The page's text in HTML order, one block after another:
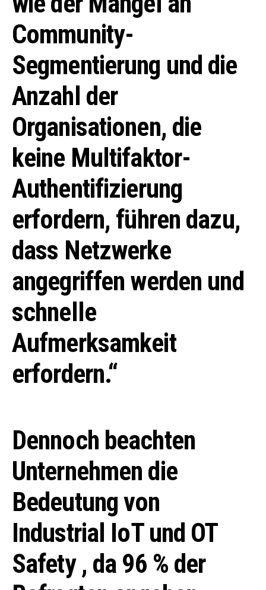
Community-
Segmentierung und die
Anzahl der
Organisationen, die
keine Multifaktor-
Authentifizierung
erfordern, führen dazu,
dass Netzwerke
angegriffen werden und
schnelle
Aufmerksamkeit
erfordern.“
Dennoch beachten
Unternehmen die
Bedeutung von
Industrial IoT und OT
Safety , da 96 % der